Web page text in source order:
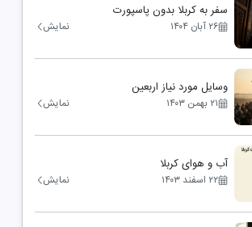
سفر به کربلا بدون پاسپورت
۲۶ آبان ۱۴۰۴ نمایش
وسایل مورد نیاز اربعین
۲۱ بهمن ۱۴۰۳ نمایش
آب و هوای کربلا
۲۲ اسفند ۱۴۰۳ نمایش